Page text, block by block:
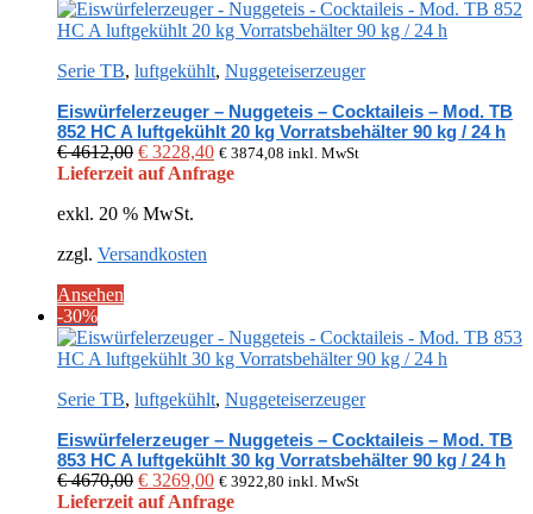
Serie TB, luftgekühlt, Nuggeteiserzeuger
Eiswürfelerzeuger – Nuggeteis – Cocktaileis – Mod. TB
852 HC A luftgekühlt 20 kg Vorratsbehälter 90 kg / 24 h
€4612,00 Ursprünglicher
Preis
€ 4612,00
€ 3228,40Aktueller
Preis
€ 3874,08 inkl. MwSt
Lieferzeit auf Anfrage
exkl. 20 % MwSt.
zzgl. Versandkosten
Ansehen
-30%
Serie TB, luftgekühlt, Nuggeteiserzeuger
Eiswürfelerzeuger – Nuggeteis – Cocktaileis – Mod. TB
853 HC A luftgekühlt 30 kg Vorratsbehälter 90 kg / 24 h
€4670,00 Ursprünglicher
Preis
€ 3269,00Aktueller
Preis
€ 3922,80 inkl. MwSt
Lieferzeit auf Anfrage